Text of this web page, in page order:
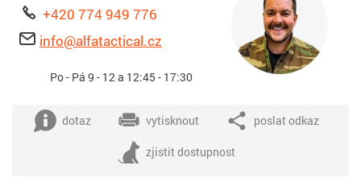
+420 774 949 776
info@alfatactical.cz
Po - Pá 9 - 12 a 12:45 - 17:30
dotaz vytisknout poslat odkaz
zjistit dostupnost